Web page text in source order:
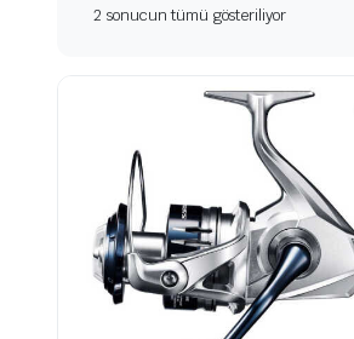
2 sonucun tümü gösteriliyorEn